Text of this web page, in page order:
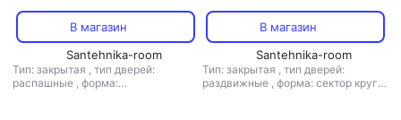
В магазин
Santehnika-room
Тип: закрытая , тип дверей:
распашные , форма:
В магазин
Santehnika-room
Тип: закрытая , тип дверей:
раздвижные , форма: сектор круга